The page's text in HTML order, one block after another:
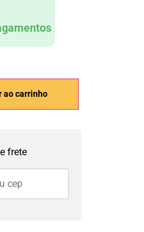
ao carrinho
frete